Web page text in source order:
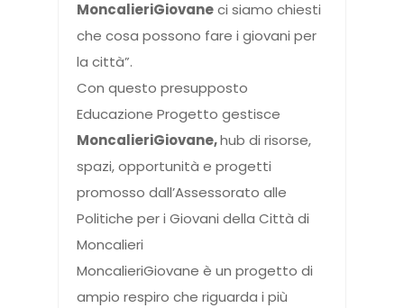
MoncalieriGiovaneci siamo chiesti
che cosa possono fare i giovani per
la città”.
Con questo presupposto
Educazione Progetto gestisce
MoncalieriGiovane,hub di risorse,
spazi, opportunità e progetti
promosso dall’Assessorato alle
Politiche per i Giovani della Città di
Moncalieri
MoncalieriGiovane è un progetto di
ampio respiro che riguarda i più